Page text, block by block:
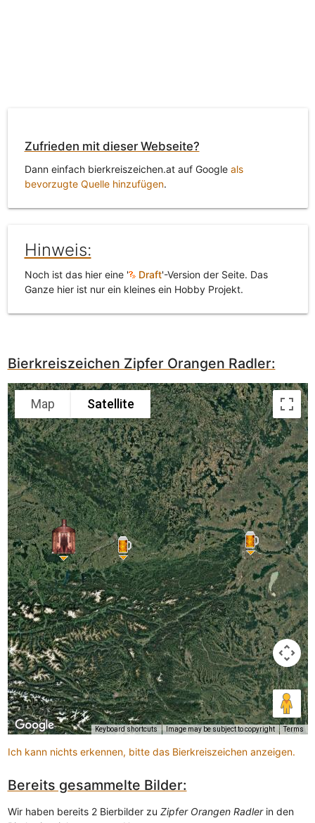
Zufrieden mit dieser Webseite?
Dann einfach bierkreiszeichen.at auf Google als
bevorzugte Quelle hinzufügen.
Hinweis:
Noch ist das hier eine ' Draft'-Version der Seite. Das
Ganze hier ist nur ein kleines ein Hobby Projekt.
Bierkreiszeichen Zipfer Orangen Radler:
Map Satellite
Keyboard shortcuts Image may be subject to copyright Terms
Ich kann nichts erkennen, bitte das Bierkreiszeichen anzeigen.
Bereits gesammelte Bilder:
Wir haben bereits 2 Bierbilder zu Zipfer Orangen Radlerin den